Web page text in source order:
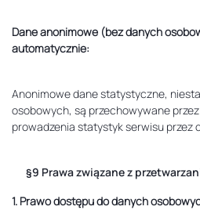
Dane anonimowe (bez danych
automatycznie:
Anonimowe dane statystyczne,
osobowych, są przechowywane
prowadzenia statystyk serwisu przez
§9 Prawa związane z
1. Prawo dostępu do danych